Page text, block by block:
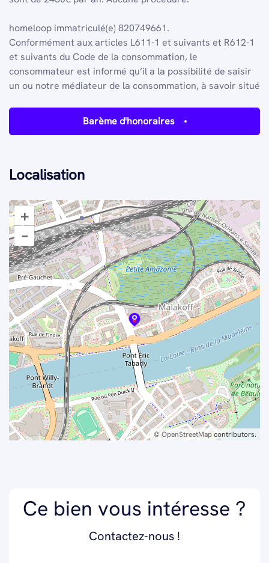
homeloop immatriculé(e) 820749661.
Conformément aux articles L611-1 et suivants et R612-1
et suivants du Code de la consommation, le
consommateur est informé qu’il a la possibilité de saisir
un ou notre médiateur de la consommation, à savoir situé
Barème d'honoraires
Localisation
+
–
©OpenStreetMapcontributors.
Ce bien vous intéresse ?
Contactez-nous !